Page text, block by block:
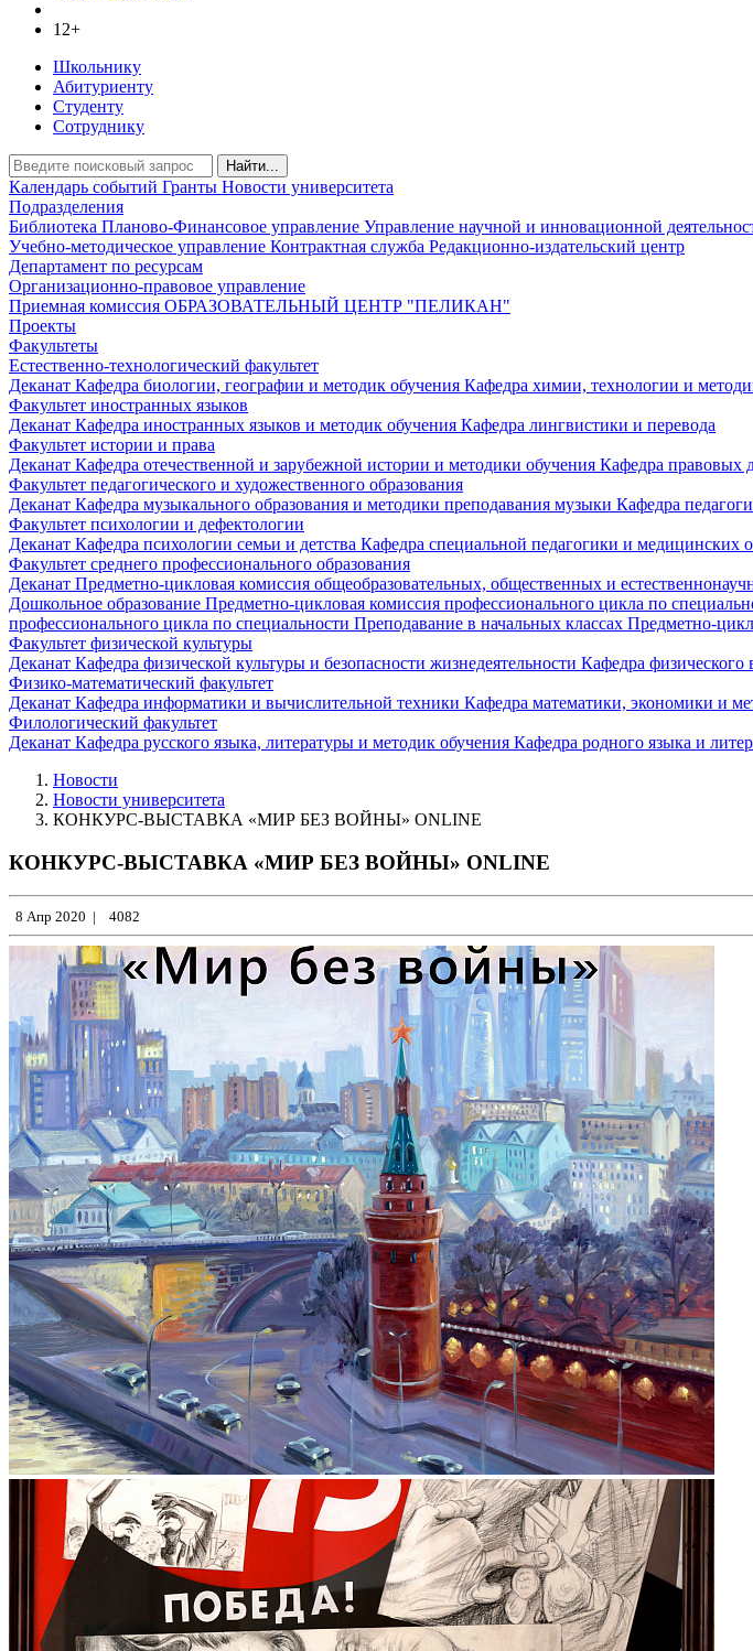
12+
Школьнику
Абитуриенту
Студенту
Сотруднику
Найти...
Календарь событий Гранты Новости университета
Подразделения
Библиотека Планово-Финансовое управление Управление научной и инновационной
Учебно-методическое управление Контрактная служба Редакционно-издательский центр
Департамент по ресурсам
Организационно-правовое управление
Приемная комиссия ОБРАЗОВАТЕЛЬНЫЙ ЦЕНТР "ПЕЛИКАН"
Проекты
Факультеты
Естественно-технологический факультет
Деканат Кафедра биологии, географии и методик обучения Кафедра химии, технологии и
Факультет иностранных языков
Деканат Кафедра иностранных языков и методик обучения Кафедра лингвистики и перевода
Факультет истории и права
Деканат Кафедра отечественной и зарубежной истории и методики обучения Кафедра правовых
Факультет педагогического и художественного образования
Деканат Кафедра музыкального образования и методики преподавания музыки Кафедра
Факультет психологии и дефектологии
Деканат Кафедра психологии семьи и детства Кафедра специальной педагогики и медицинских
Факультет среднего профессионального образования
Деканат Предметно-цикловая комиссия общеобразовательных, общественных и
Дошкольное образование Предметно-цикловая комиссия профессионального цикла по
профессионального цикла по специальности Преподавание в начальных классах Предметно-
Факультет физической культуры
Деканат Кафедра физической культуры и безопасности жизнедеятельности Кафедра
Физико-математический факультет
Деканат Кафедра информатики и вычислительной техники Кафедра математики, экономики и
Филологический факультет
Деканат Кафедра русского языка, литературы и методик обучения Кафедра родного языка и
Новости
Новости университета
КОНКУРС-ВЫСТАВКА «МИР БЕЗ ВОЙНЫ» ONLINE
КОНКУРС-ВЫСТАВКА «МИР БЕЗ ВОЙНЫ» ONLINE
8 Апр 2020 | 4082